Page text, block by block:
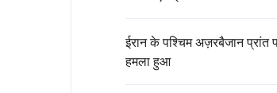
ईरान के पश्चिम अज़रबैजान प्रांत
हमला हुआ